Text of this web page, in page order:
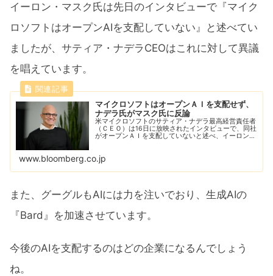
イーロン・マスク氏は先日のインタビューで『マイク
ロソフトはオープンAIを支配していない』と述べてい
ましたが、サティア・ナデラCEOはこれに対して異議
を唱えています。
マイクロソフトはオープンＡＩを支配せず、
ナデラ氏がマスク氏に反論
米マイクロソフトのサティア・ナデラ最高経営責任者
（ＣＥＯ）は16日に放映されたインタビューで、同社
がオープンＡＩを支配していないと述べ、イーロン・
www.bloomberg.co.jp
また、グーグルもAIには力を注いでおり、生成AIの
『Bard』を加速させています。
今後のAIを支配するのはどの企業になるんでしょう
ね。